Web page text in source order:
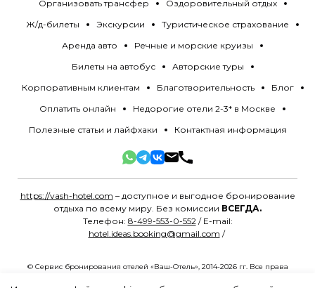
Организовать трансфер
Оздоровительный отдых
Ж/д-билеты
Экскурсии
Туристическое страхование
Аренда авто
Речные и морские круизы
Билеты на автобус
Авторские туры
Корпоративным клиентам
Благотворительность
Блог
Оплатить онлайн
Недорогие отели 2-3* в Москве
Полезные статьи и лайфхаки
Контактная информация
https://vash-hotel.com – доступное и выгодное бронирование
отдыха по всему миру. Без комиссии ВСЕГДА.
Телефон: 8-499-553-0-552/ E-mail:
hotel.ideas.booking@gmail.com /
© Сервис бронирования отелей «Ваш-Отель», 2014-2026 гг. Все права